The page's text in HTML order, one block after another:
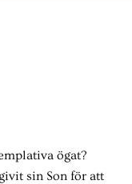
ögat?
sin Son för att